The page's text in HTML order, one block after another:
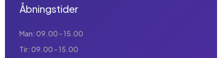
Åbningstider
Man: 09.00 - 15.00
Tir: 09.00 - 15.00